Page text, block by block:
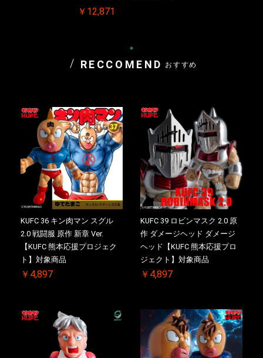
￥12,871
RECCOMEND おすすめ
KUFC 36 キン肉マン スグル
2.0 戦闘服 原作 新章 Ver.
【KUFC 熊本応援プロジェク
ト】対象商品
￥4,897
KUFC 39 ロビンマスク 2.0 原
作 ダメージヘッド ダメージ
ヘッド【KUFC 熊本応援プロ
ジェクト】対象商品
￥4,897